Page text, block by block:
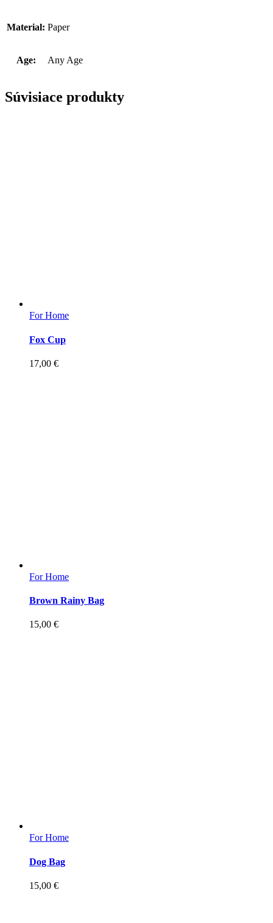
Material: Paper
Age: Any Age
Súvisiace produkty
For Home
Fox Cup
17,00 €
For Home
Brown Rainy Bag
15,00 €
For Home
Dog Bag
15,00 €